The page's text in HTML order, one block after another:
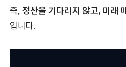
즉, 정산을 기다리지 않고, 미래
입니다.